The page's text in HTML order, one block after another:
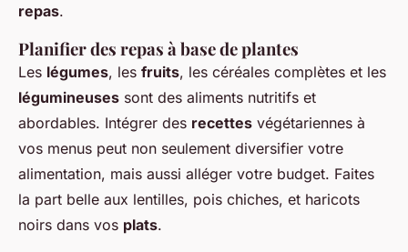
repas.
Planifier des repas à base de plantes
Les légumes, les fruits, les céréales complètes et les
légumineuses sont des aliments nutritifs et
abordables. Intégrer des recettes végétariennes à
vos menus peut non seulement diversifier votre
alimentation, mais aussi alléger votre budget. Faites
la part belle aux lentilles, pois chiches, et haricots
noirs dans vos plats.